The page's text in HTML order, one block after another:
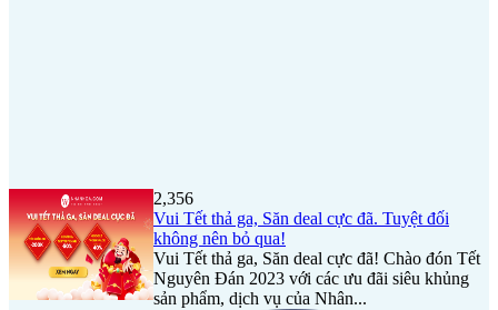
2,356
Vui Tết thả ga, Săn deal cực đã. Tuyệt đối
không nên bỏ qua!
Vui Tết thả ga, Săn deal cực đã! Chào đón Tết
Nguyên Đán 2023 với các ưu đãi siêu khủng
sản phẩm, dịch vụ của Nhân...